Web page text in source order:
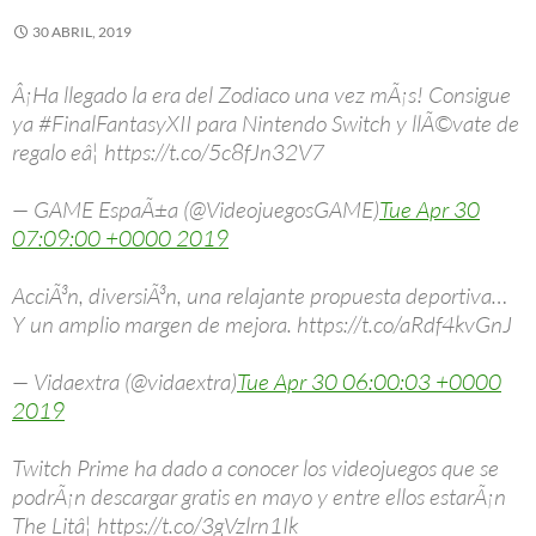
30 ABRIL, 2019
Â¡Ha llegado la era del Zodiaco una vez mÃ¡s! Consigue
ya #FinalFantasyXII para Nintendo Switch y llÃ©vate de
regalo eâ¦ https://t.co/5c8fJn32V7
— GAME EspaÃ±a (@VideojuegosGAME)Tue Apr 30
07:09:00 +0000 2019
AcciÃ³n, diversiÃ³n, una relajante propuesta deportiva…
Y un amplio margen de mejora. https://t.co/aRdf4kvGnJ
— Vidaextra (@vidaextra)Tue Apr 30 06:00:03 +0000
2019
Twitch Prime ha dado a conocer los videojuegos que se
podrÃ¡n descargar gratis en mayo y entre ellos estarÃ¡n
The Litâ¦ https://t.co/3gVzlrn1Ik